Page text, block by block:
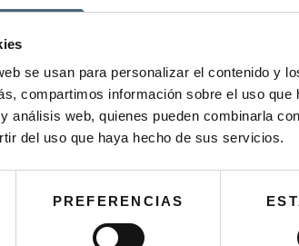
se usan para personalizar el contenido y
compartimos información sobre el uso
análisis web, quienes pueden combinarla
del uso que haya hecho de sus servicios.
PREFERENCIAS
43,00€